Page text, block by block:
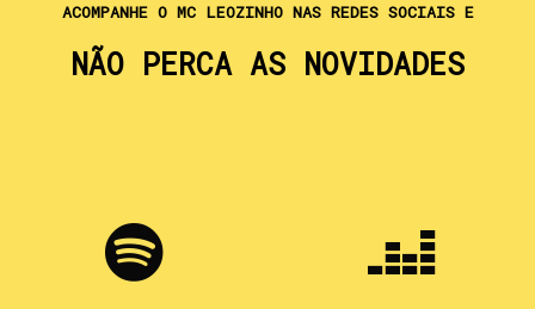
ACOMPANHE O MC LEOZINHO NAS REDES SOCIAIS E
NÃO PERCA AS NOVIDADES